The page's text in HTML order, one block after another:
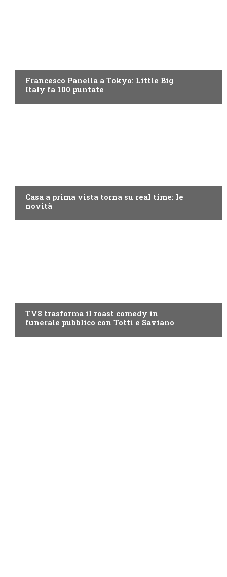
Francesco Panella a Tokyo: Little Big
Italy fa 100 puntate
Casa a prima vista torna su real time: le
novità
TV8 trasforma il roast comedy in
funerale pubblico con Totti e Saviano